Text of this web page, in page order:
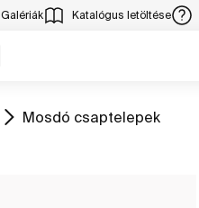
Galériák Katalógus letöltése
Ugrás
Mosdó csaptelepek